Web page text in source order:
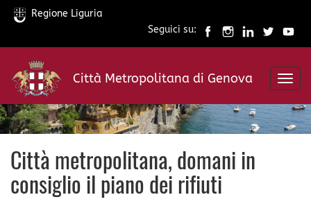
Salta
contenuto
principale
Regione Liguria
Seguici su:
Città Metropolitana di Genova
Città metropolitana, domani in
consiglio il piano dei rifiuti